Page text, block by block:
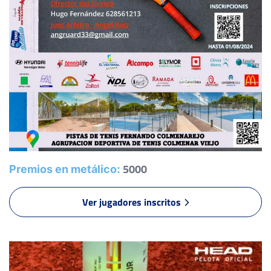
MANRIQUE VELÁZQUEZ, D.
PLAZA MOLINA, S.
-
SEGURA MANDARINO, E. 63
RETUERTA MUÑOZ, L.
BIDZINASHVILI, N.
VALLEJO SANTOS, M. 22
PASCOTA MARIUS, A. 13
PALAZÓN LACASA, A.
-
Premios en metálico: 5000
Ver jugadores inscritos